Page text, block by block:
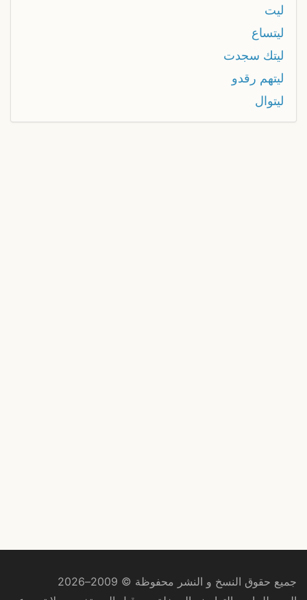
ليت
ليتساع
ليتك سجدت
ليتهم رقدو
ليتوال
جميع حقوق النسخ و النشر محفوظة © 2009–2026